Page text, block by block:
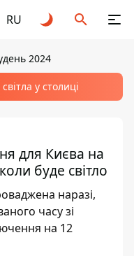
RU
2024
у столиці
для Києва на
буде світло
наразі,
часу зі
на 12